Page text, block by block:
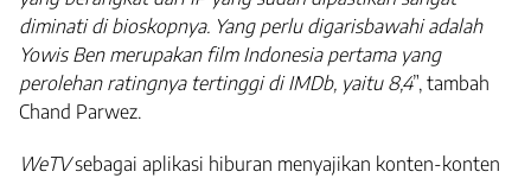
diminati di bioskopnya. Yang perlu digarisbawahi adalah
Yowis Ben merupakan film Indonesia pertama yang
perolehan ratingnya tertinggi di IMDb, yaitu 8,4”, tambah
Chand Parwez.
WeTVsebagai aplikasi hiburan menyajikan konten-konten